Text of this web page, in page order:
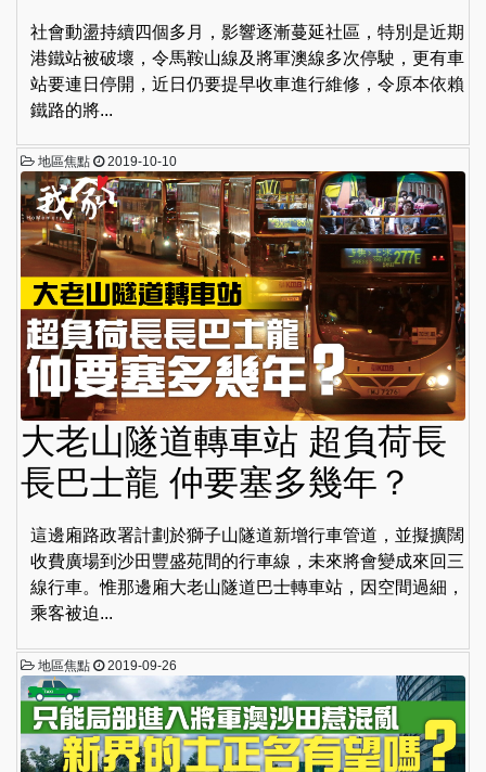
社會動盪持續四個多月，影響逐漸蔓延社區，特別是近期
港鐵站被破壞，令馬鞍山線及將軍澳線多次停駛，更有車
站要連日停開，近日仍要提早收車進行維修，令原本依賴
鐵路的將...
地區焦點 2019-10-10
大老山隧道轉車站 超負荷長
長巴士龍 仲要塞多幾年？
這邊廂路政署計劃於獅子山隧道新增行車管道，並擬擴闊
收費廣場到沙田豐盛苑間的行車線，未來將會變成來回三
線行車。惟那邊廂大老山隧道巴士轉車站，因空間過細，
乘客被迫...
地區焦點 2019-09-26